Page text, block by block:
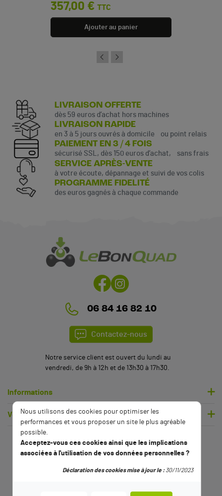
(1 avis)
357,00 € TTC
Ajouter au panier
LIVRAISON OFFERTE
dès 59 euros d’achat hors machines
LIVRAISON RAPIDE
en 3 à 5 jours ouvrés à domicile ou point relais
PAIEMENT EN 3 / 4 FOIS
sécurisé SSL, dès 150 euros d’achat, sans frais
SERVICE APRÈS-VENTE
à votre écoute, dépannage et suivi de vos colis
PROGRAMME FIDELITÉ
des euros gagnés à chaque commande
06 84 16 82 10
Contactez-nous
Notre service client est ouvert du lundi au
vendredi, de 9h à 12h et de 13h30 à 17h30.
Informations
Votre compte
Nous utilisons des cookies pour optimiser les
performances et vous proposer un site le plus agréable
possible.
Acceptez-vous ces cookies ainsi que les implications
associées à l'utilisation de vos données personnelles ?
Déclaration des cookies mise à jour le :30/11/2023